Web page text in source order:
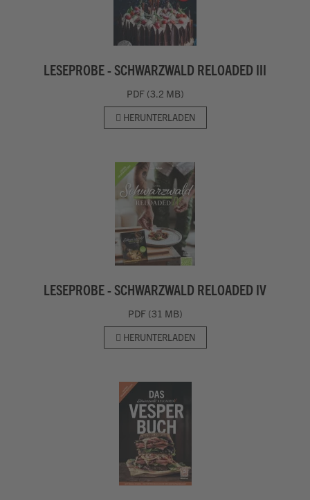
LESEPROBE - SCHWARZWALD RELOADED III
PDF (3.2 MB)
HERUNTERLADEN
LESEPROBE - SCHWARZWALD RELOADED IV
PDF (31 MB)
HERUNTERLADEN